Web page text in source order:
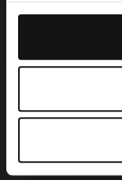
Service
English